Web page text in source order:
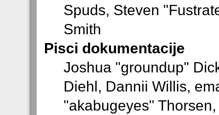
Spuds, Steven
Smith
Pisci dokumentacije
Joshua "groundup"
Diehl, Dannii Willis,
"akabugeyes"